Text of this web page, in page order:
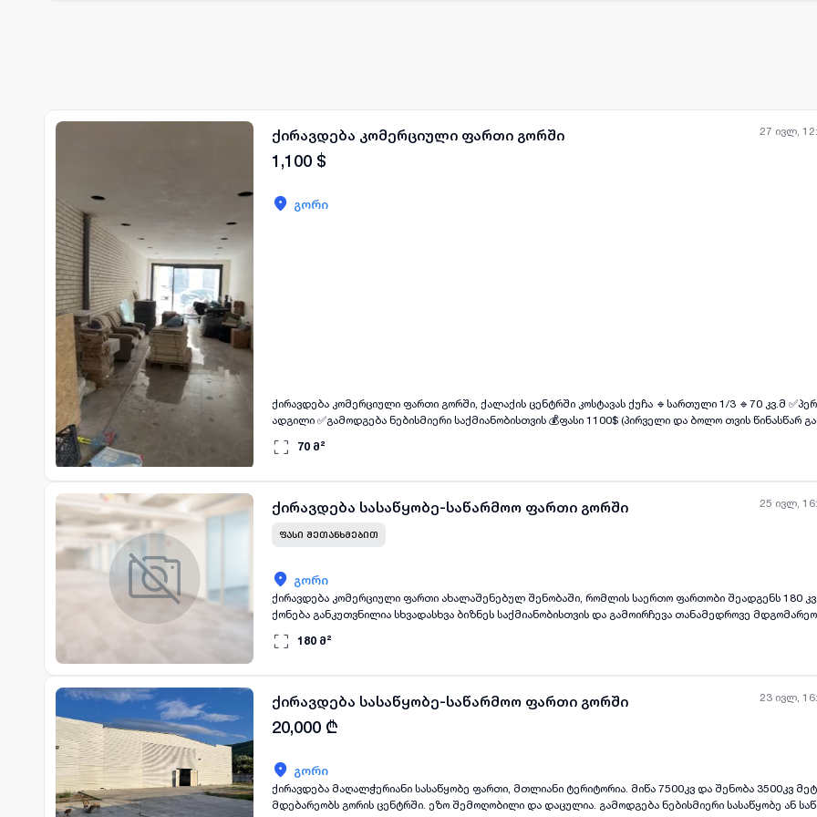
27 ივლ,
ქირავდება კომერციული ფართი გორში
1,100 $
გორი
ქირავდება კომერციული ფართი გორში, ქალაქის ცენტრში კოსტავას ქუჩა 🔹სართული 1/3 🔹70 კვ.მ
ადგილი ✅გამოდგება ნებისმიერი საქმიანობისთვის 💰ფასი 1100$ (პირველი და ბოლო თვის წინასწარ
70 მ²
25 ივლ,
ქირავდება სასაწყობე-საწარმოო ფართი გორში
ᲤᲐᲡᲘ ᲨᲔᲗᲐᲜᲮᲛᲔᲑᲘᲗ
გორი
ქირავდება კომერციული ფართი ახალაშენებულ შენობაში, რომლის საერთო ფართობი შეადგენს 180
ქონება განკუთვნილია სხვადასხვა ბიზნეს საქმიანობისთვის და გამოირჩევა თანამედროვე
ვინც ეძებს ახალ, ნათელ და ფუნქციურ კომერციულ ფართს საკუთარი საქმიანობისთვის. აქ შეგიძლიათ
180 მ²
23 ივლ,
ქირავდება სასაწყობე-საწარმოო ფართი გორში
20,000 ₾
გორი
ქირავდება მაღალჭერიანი სასაწყობე ფართი, მთლიანი ტერიტორია. მიწა 7500კვ და შენობა 3500კვ მეტრი. საწყობი
მდებარეობს გორის ცენტრში. ეზო შემოღობილი და დაცულია. გამოდგება ნებისმიერი სასაწყობე ან საწარმოო ფართად.